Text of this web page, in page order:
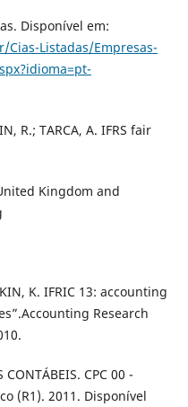
Disponível em:
Listadas/Empresas-
R.; TARCA, A. IFRS fair
Kingdom and
K. IFRIC 13: accounting
Research
CPC 00 -
(R1). 2011. Disponível